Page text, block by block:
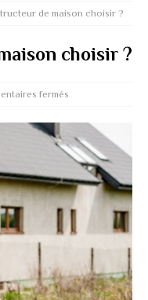
de maison choisir ?
choisir ?
fermés